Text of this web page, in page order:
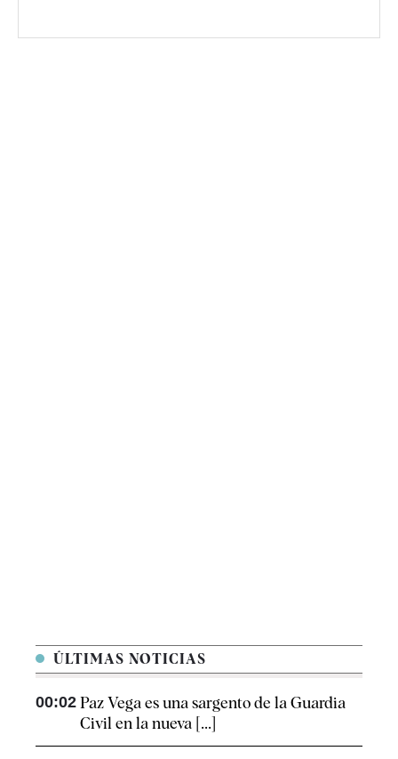
ÚLTIMAS NOTICIAS
00:02 Paz Vega es una sargento de la Guardia
Civil en la nueva [...]